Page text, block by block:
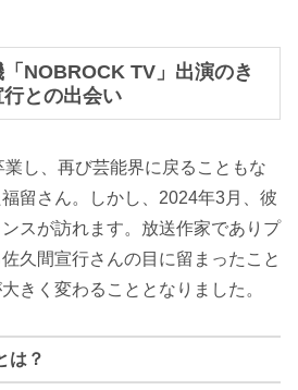
NOBROCK TV」出演のき
との出会い
し、再び芸能界に戻ることもな
留さん。しかし、2024年3月、彼
スが訪れます。放送作家でありプ
久間宣行さんの目に留まったこと
きく変わることとなりました。
は？